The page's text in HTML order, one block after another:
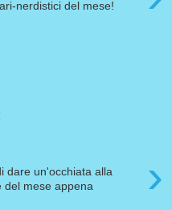
nerdistici del mese!
›
dare un'occhiata alla
del mese appena